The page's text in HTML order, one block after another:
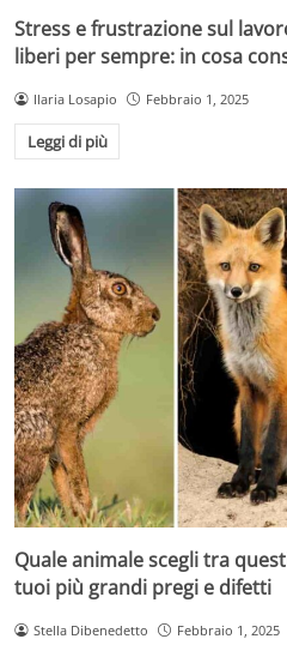
Stress e frustrazione sul
liberi per sempre: in cosa
Ilaria Losapio Febbraio 1, 2025
Leggi di più
Quale animale scegli tra
tuoi più grandi pregi e difetti
Stella Dibenedetto Febbraio 1, 2025